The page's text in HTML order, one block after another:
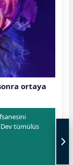
ortaya
tümülüs